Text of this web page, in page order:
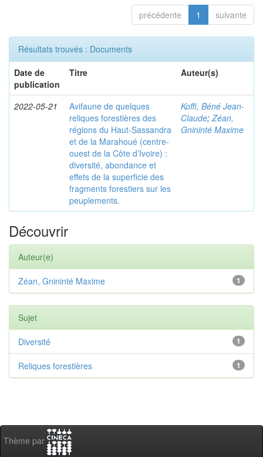
précédente 1 suivante
Résultats trouvés : Documents
Date de
publication
Titre Auteur(s)
2022-05-21
Avifaune de quelques
reliques forestières des
régions du Haut-Sassandra
et de la Marahoué (centre-
ouest de la Côte d’Ivoire) :
diversité, abondance et
effets de la superficie des
fragments forestiers sur les
peuplements.
Koffi, Béné Jean-
Claude; Zéan,
Gnininté Maxime
Découvrir
Auteur(e)
1
Zéan, Gnininté Maxime
Sujet
1
Diversité
1
Reliques forestières
Thème par